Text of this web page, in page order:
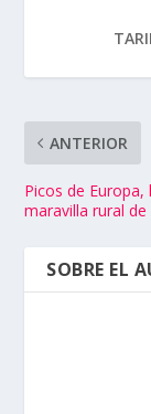
ANTERIOR
Picos de
maravilla rural de
SOBRE EL